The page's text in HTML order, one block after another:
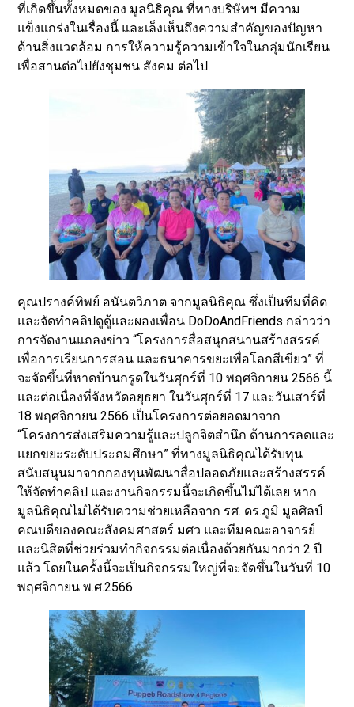
ที่เกิดขึ้นทั้งหมดของ มูลนิธิคุณ ที่ทางบริษัทฯ มีความ
แข็งแกร่งในเรื่องนี้ และเล็งเห็นถึงความสำคัญของปัญหา
ด้านสิ่งแวดล้อม การให้ความรู้ความเข้าใจในกลุ่มนักเรียน
เพื่อสานต่อไปยังชุมชน สังคม ต่อไป
คุณปรางค์ทิพย์ อนันตวิภาต จากมูลนิธิคุณ ซึ่งเป็นทีมที่คิด
และจัดทำคลิปดูดู้และผองเพื่อน DoDoAndFriends กล่าวว่า
การจัดงานแถลงข่าว “โครงการสื่อสนุกสนานสร้างสรรค์
เพื่อการเรียนการสอน และธนาคารขยะเพื่อโลกสีเขียว” ที่
จะจัดขึ้นที่หาดบ้านกรูดในวันศุกร์ที่ 10 พฤศจิกายน 2566 นี้
และต่อเนื่องที่จังหวัดอยุธยา ในวันศุกร์ที่ 17 และวันเสาร์ที่
18 พฤศจิกายน 2566 เป็นโครงการต่อยอดมาจาก
“โครงการส่งเสริมความรู้และปลูกจิตสำนึก ด้านการลดและ
แยกขยะระดับประถมศึกษา” ที่ทางมูลนิธิคุณได้รับทุน
สนับสนุนมาจากกองทุนพัฒนาสื่อปลอดภัยและสร้างสรรค์
ให้จัดทำคลิป และงานกิจกรรมนี้จะเกิดขึ้นไม่ได้เลย หาก
มูลนิธิคุณไม่ได้รับความช่วยเหลือจาก รศ. ดร.ภูมิ มูลศิลป์
คณบดีของคณะสังคมศาสตร์ มศว และทีมคณะอาจารย์
และนิสิตที่ช่วยร่วมทำกิจกรรมต่อเนื่องด้วยกันมากว่า 2 ปี
แล้ว โดยในครั้งนี้จะเป็นกิจกรรมใหญ่ที่จะจัดขึ้นในวันที่ 10
พฤศจิกายน พ.ศ.2566